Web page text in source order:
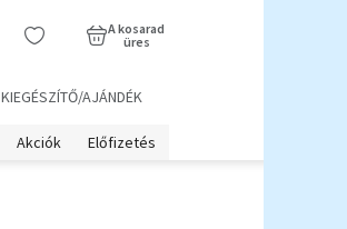
A kosarad
üres
KIEGÉSZÍTŐ/AJÁNDÉK
Akciók Előfizetés